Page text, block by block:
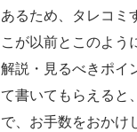
あるため、タレコミ
こが以前とこのよう
解説・見るべきポイ
て書いてもらえると
で、お手数をおかけ